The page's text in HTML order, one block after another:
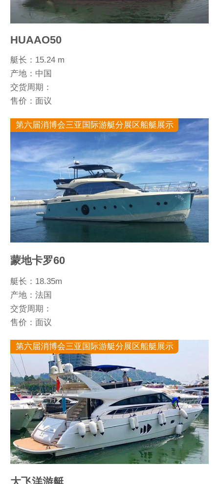
HUAAO50
艇长：15.24 m
产地：中国
交货周期：
售价：面议
第六届消博会三亚国际游艇分展区船艇展示
蒙地卡罗60
艇长：18.35m
产地：法国
交货周期：
售价：面议
第六届消博会三亚国际游艇分展区船艇展示